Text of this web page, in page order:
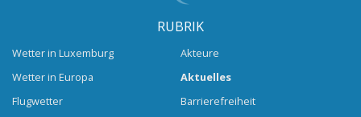
RUBRIK
Wetter in Luxemburg
Wetter in Europa
Flugwetter
Akteure
Aktuelles
Barrierefreiheit